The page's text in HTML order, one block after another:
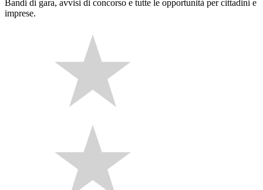
Bandi di gara, avvisi di concorso e tutte le opportunità per cittadini e
imprese.